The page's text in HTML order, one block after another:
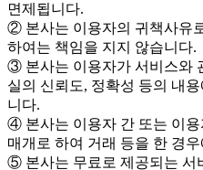
면제됩니다.
② 본사는 이용자의 귀책사유
하여는 책임을 지지 않습니다.
③ 본사는 이용자가 서비스와
실의 신뢰도, 정확성 등의 내
니다.
④ 본사는 이용자 간 또는 이
매개로 하여 거래 등을 한 경
⑤ 본사는 무료로 제공되는 서